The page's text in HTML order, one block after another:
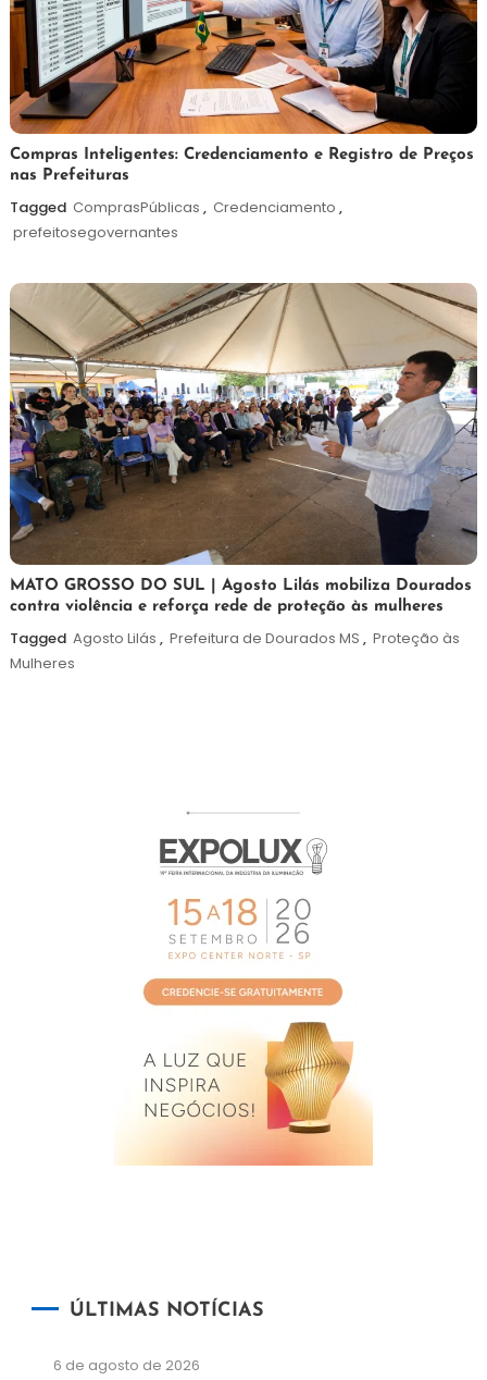
6
de
agosto
2026
Redação
Compras Inteligentes: Credenciamento e Registro de Preços
nas Prefeituras
Tagged ComprasPúblicas , Credenciamento ,
prefeitosegovernantes
5
de
agosto
de
Maurilio
MATO GROSSO DO SUL | Agosto Lilás mobiliza Dourados
contra violência e reforça rede de proteção às mulheres
Tagged Agosto Lilás , Prefeitura de Dourados MS , Proteção às
Mulheres
ÚLTIMAS NOTÍCIAS
6 de agosto de 2026